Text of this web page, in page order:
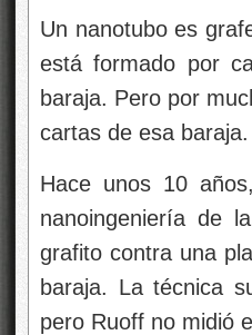
Un nanotubo es
está formado por
baraja. Pero por
cartas de esa baraja.
Hace unos 10
nanoingeniería de
grafito contra una
baraja. La técnica
pero Ruoff no midió